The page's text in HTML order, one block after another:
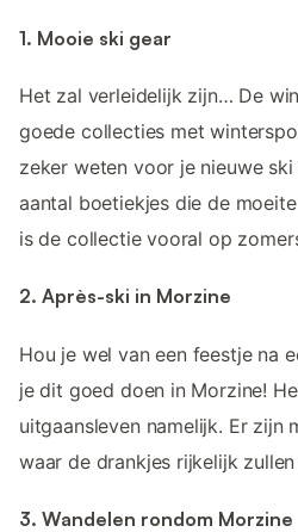
1. Mooie ski gear
Het zal verleidelijk zijn… De
goede collecties met
zeker weten voor je nieuwe
aantal boetiekjes die de
is de collectie vooral op
2. Après-ski in Morzine
Hou je wel van een feestje na
je dit goed doen in Morzine!
uitgaansleven namelijk. Er zijn
waar de drankjes rijkelijk
3. Wandelen rondom Morzine